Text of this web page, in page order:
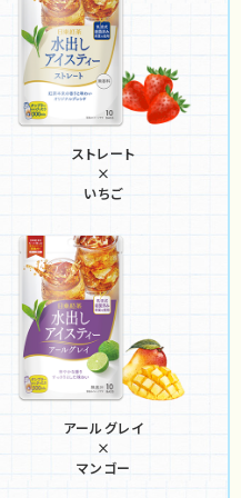
ストレート
×
いちご
アールグレイ
×
マンゴー